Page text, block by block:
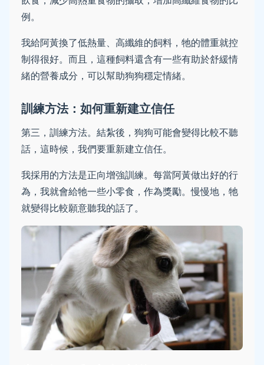
例。
我給阿黃換了低熱量、高纖維的飼料，牠的體重就控
制得很好。而且，這種飼料還含有一些有助於舒緩情
緒的營養成分，可以幫助狗狗穩定情緒。
訓練方法：如何重新建立信任
第三，訓練方法。結紮後，狗狗可能會變得比較不聽
話，這時候，我們要重新建立信任。
我採用的方法是正向增強訓練。每當阿黃做出好的行
為，我就會給牠一些小零食，作為獎勵。慢慢地，牠
就變得比較願意聽我的話了。